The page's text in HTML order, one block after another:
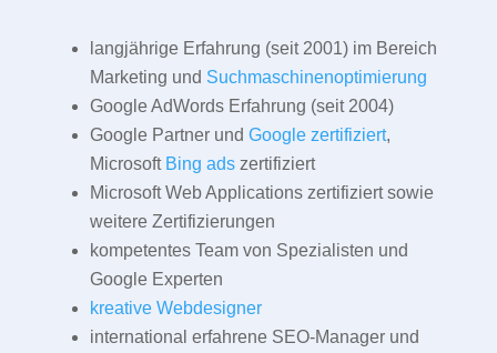
langjährige Erfahrung (seit 2001) im Bereich
Marketing und Suchmaschinenoptimierung
Google AdWords Erfahrung (seit 2004)
Google Partner und Google zertifiziert,
Microsoft Bing adszertifiziert
Microsoft Web Applications zertifiziert sowie
weitere Zertifizierungen
kompetentes Team von Spezialisten und
Google Experten
kreative Webdesigner
international erfahrene SEO-Manager und